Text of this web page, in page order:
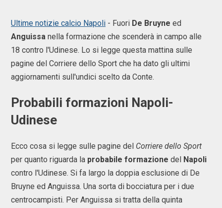
Ultime notizie calcio Napoli - Fuori De Bruyne ed
Anguissa nella formazione che scenderà in campo alle
18 contro l'Udinese. Lo si legge questa mattina sulle
pagine del Corriere dello Sport che ha dato gli ultimi
aggiornamenti sull'undici scelto da Conte.
Probabili formazioni Napoli-
Udinese
Ecco cosa si legge sulle pagine del Corriere dello Sport
per quanto riguarda la probabile formazione del
Napoli
contro l'Udinese. Si fa largo la doppia esclusione di De
Bruyne ed Anguissa. Una sorta di bocciatura per i due
centrocampisti. Per Anguissa si tratta della quinta